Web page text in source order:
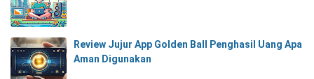
Review Jujur App Golden Ball Penghasil Uang Apa
Aman Digunakan